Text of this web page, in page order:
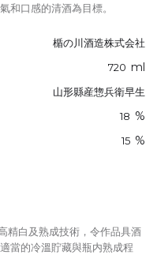
和口感的清酒為目標。
楯の川酒造株式会社
720 ml
山形縣産惣兵衛早生
18 %
15 %
精白及熟成技術，令作品具酒
當的冷溫貯藏與瓶内熟成程